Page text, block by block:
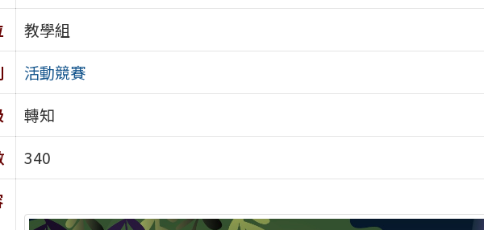
教學組
活動競賽
轉知
340